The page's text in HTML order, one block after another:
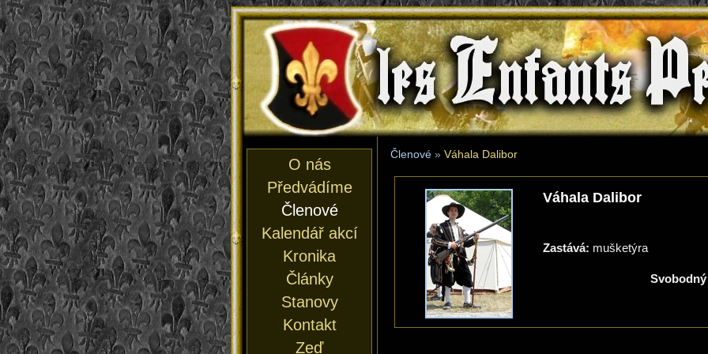
les Enfants Perdus
Členové » Váhala Dalibor
Váhala Dalibor
Zastává: mušketýra
O nás
Předvádíme
Členové
Kalendář akcí
Kronika
Články
Stanovy
Kontakt
Zeď